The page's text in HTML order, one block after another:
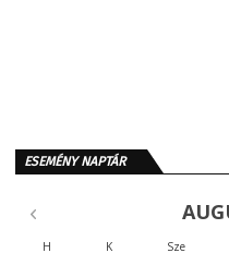
ESEMÉNY NAPTÁR
H K Sze